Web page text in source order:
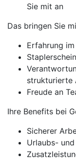
Sie mit an
Das bringen Sie
Erfahrung
strukturierte
Freude an
Ihre Benefits bei
Sicherer
Urlaubs-